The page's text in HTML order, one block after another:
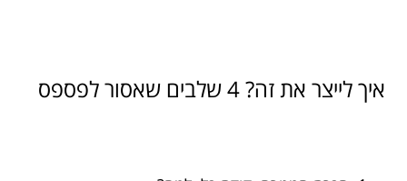
איך לייצר את זה? 4 שלבים שאסור לפספס